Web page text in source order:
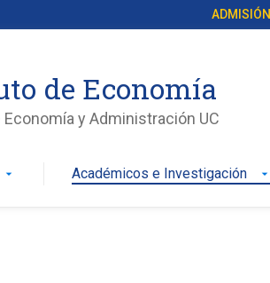
ADMISIÓN
de Economía
Economía y Administración UC
arrow_drop_down Académicos e Investigación arrow_drop_down